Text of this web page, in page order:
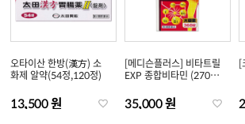
오타이산 한방(漢方) 소
화제 알약(54정,120정)
13,500 원
[메디슨플러스] 비타트릴
EXP 종합비타민 (270
35,000 원
[